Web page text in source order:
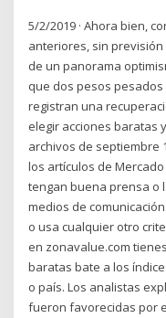
5/2/2019 · Ahora bien,
anteriores, sin
de un panorama
que dos pesos pesados
registran una
elegir acciones baratas
archivos de septiembre
los artículos de
tengan buena prensa o
medios de
o usa cualquier otro
en zonavalue.com
baratas bate a los
o país. Los analistas
fueron favorecidas por